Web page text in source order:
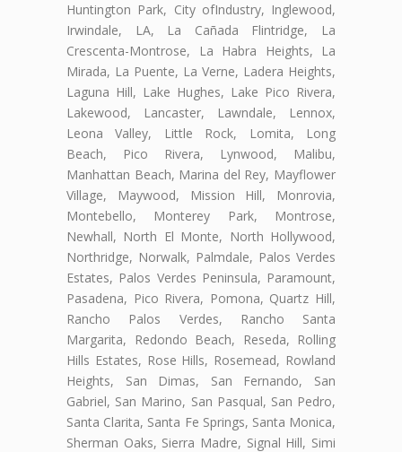
Huntington Park, City ofIndustry, Inglewood,
Irwindale, LA, La Cañada Flintridge, La
Crescenta-Montrose, La Habra Heights, La
Mirada, La Puente, La Verne, Ladera Heights,
Laguna Hill, Lake Hughes, Lake Pico Rivera,
Lakewood, Lancaster, Lawndale, Lennox,
Leona Valley, Little Rock, Lomita, Long
Beach, Pico Rivera, Lynwood, Malibu,
Manhattan Beach, Marina del Rey, Mayflower
Village, Maywood, Mission Hill, Monrovia,
Montebello, Monterey Park, Montrose,
Newhall, North El Monte, North Hollywood,
Northridge, Norwalk, Palmdale, Palos Verdes
Estates, Palos Verdes Peninsula, Paramount,
Pasadena, Pico Rivera, Pomona, Quartz Hill,
Rancho Palos Verdes, Rancho Santa
Margarita, Redondo Beach, Reseda, Rolling
Hills Estates, Rose Hills, Rosemead, Rowland
Heights, San Dimas, San Fernando, San
Gabriel, San Marino, San Pasqual, San Pedro,
Santa Clarita, Santa Fe Springs, Santa Monica,
Sherman Oaks, Sierra Madre, Signal Hill, Simi